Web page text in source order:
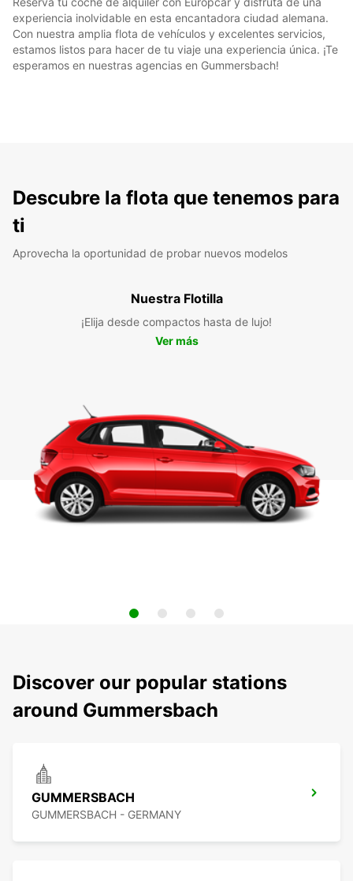
experiencia inolvidable en esta encantadora ciudad alemana.
Con nuestra amplia flota de vehículos y excelentes servicios,
estamos listos para hacer de tu viaje una experiencia única. ¡Te
esperamos en nuestras agencias en Gummersbach!
Descubre la flota que tenemos para
ti
Aprovecha la oportunidad de probar nuevos modelos
Nuestra Flotilla
¡Elija desde compactos hasta de lujo!
Ver más
Discover our popular stations
around Gummersbach
GUMMERSBACH
GUMMERSBACH - GERMANY